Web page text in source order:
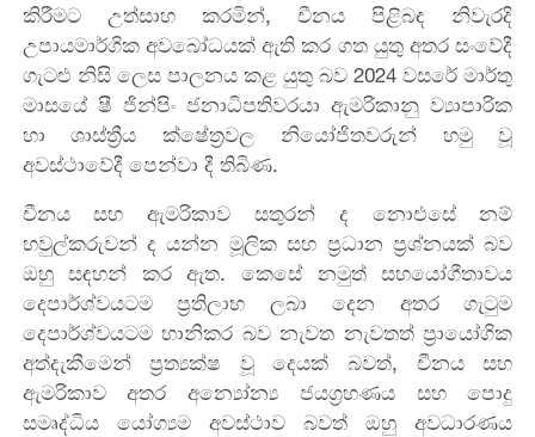
කිරීමට උත්සාහ කරමින්, චීනය පිළිබඳ නිවැරදි
උපායමාර්ගික අවබෝධයක් ඇති කර ගත යුතු අතර සංවේදී
ගැටළු නිසි ලෙස පාලනය කළ යුතු බව 2024 වසරේ මාර්තු
මාසයේ ෂී ජින්පිං ජනාධිපතිවරයා ඇමරිකානු ව්‍යාපාරික
හා ශාස්ත්‍රීය ක්ෂේත්‍රවල නියෝජිතවරුන් හමු වූ
අවස්ථාවේදී පෙන්වා දී තිබිණ.
චීනය සහ ඇමරිකාව සතුරන් ද නොඑසේ නම්
හවුල්කරුවන් ද යන්න මූලික සහ ප්‍රධාන ප්‍රශ්නයක් බව
ඔහු සඳහන් කර ඇත. කෙසේ නමුත් සහයෝගීතාවය
දෙපාර්ශ්වයටම ප්‍රතිලාභ ලබා දෙන අතර ගැටුම
දෙපාර්ශ්වයටම හානිකර බව නැවත නැවතත් ප්‍රායෝගික
අත්දැකීමෙන් ප්‍රත්‍යක්ෂ වූ දෙයක් බවත්, චීනය සහ
ඇමරිකාව අතර අන්‍යෝන්‍ය ජයග්‍රහණය සහ පොදු
සමෘද්ධිය යෝග්‍යම අවස්ථාව බවත් ඔහු අවධාරණය